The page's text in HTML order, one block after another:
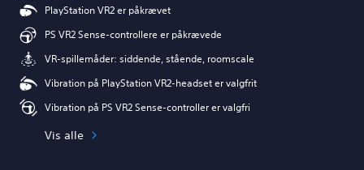
PlayStation VR2 er påkrævet
PS VR2 Sense-controllere er påkrævede
VR-spillemåder: siddende, stående, roomscale
Vibration på PlayStation VR2-headset er valgfrit
Vibration på PS VR2 Sense-controller er valgfri
Vis alle